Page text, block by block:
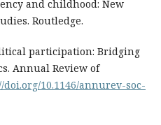
and childhood: New
Routledge.
participation: Bridging
Annual Review of
doi.org/10.1146/annurev-soc-